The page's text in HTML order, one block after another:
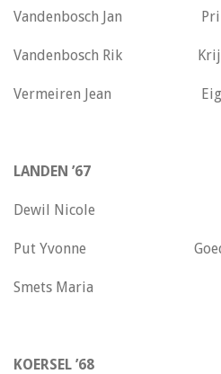
Vandenbosch Jan
Vandenbosch Rik
Vermeiren Jean
LANDEN ’67
Dewil Nicole
Put Yvonne
Smets Maria
KOERSEL ’68